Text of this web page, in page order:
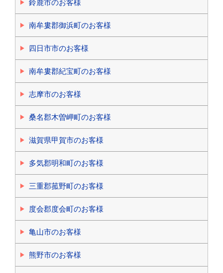
鈴鹿市のお客様
南牟婁郡御浜町のお客様
四日市市のお客様
南牟婁郡紀宝町のお客様
志摩市のお客様
桑名郡木曽岬町のお客様
滋賀県甲賀市のお客様
多気郡明和町のお客様
三重郡菰野町のお客様
度会郡度会町のお客様
亀山市のお客様
熊野市のお客様